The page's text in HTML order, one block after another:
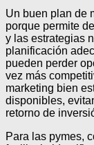
Un buen plan de
porque permite
y las estrategias
planificación
pueden perder
vez más
marketing bien
disponibles,
retorno de
Para las pymes,